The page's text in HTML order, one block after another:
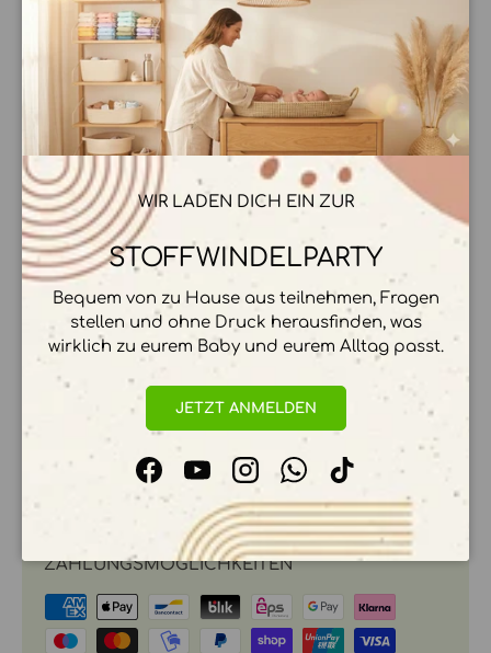
Versandkosten
Ab 70€ Versandkostenfrei
Super schneller Versand
Mit Liebe gepackt ❤️
BESCHREIBUNG
ZAHLUNGSMÖGLICHKEITEN
WIR LADEN DICH EIN ZUR
STOFFWINDELPARTY
Bequem von zu Hause aus teilnehmen, Fragen
stellen und ohne Druck herausfinden, was
wirklich zu eurem Baby und eurem Alltag passt.
JETZT ANMELDEN
FacebookYouTubeInstagramWhatsApp
TikTok